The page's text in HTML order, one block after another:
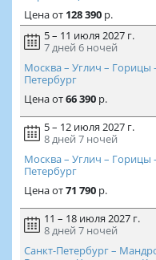
Ценаот 128 390р.
5 – 11 июля 2027 г.
7 дней 6 ночей
Москва – Углич – Горицы
Петербург
Ценаот66 390р.
5 – 12 июля 2027 г.
8 дней 7 ночей
Москва – Углич – Горицы
Петербург
Ценаот71 790р.
11 – 18 июля 2027 г.
8 дней 7 ночей
Санкт-Петербург –